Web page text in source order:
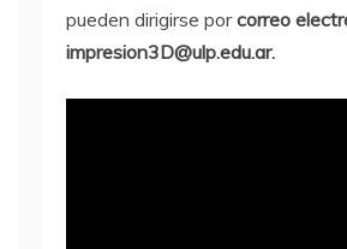
pueden dirigirse porcorreo
impresion3D@ulp.edu.ar.